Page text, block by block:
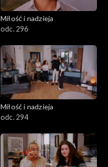
Miłość i nadzieja
odc. 296
Miłość i nadzieja
odc. 294